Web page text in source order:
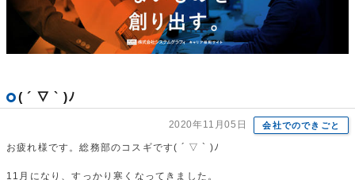
( ´ ▽ ` )ﾉ
2020年11月05日 会社でのできごと
お疲れ様です。総務部のコスギです( ´ ▽ ` )ﾉ
11月になり、すっかり寒くなってきました。